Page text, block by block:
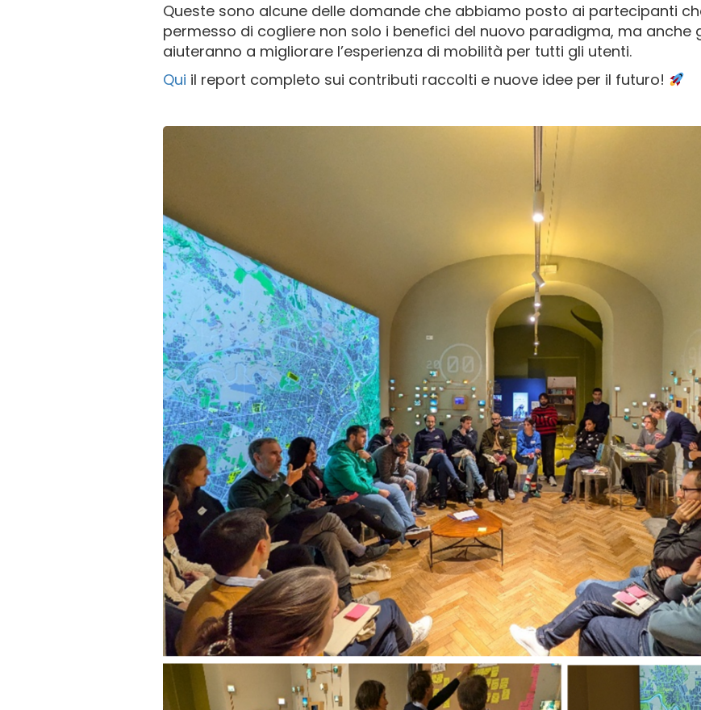
Queste sono alcune delle domande che abbiamo posto ai partecipanti
permesso di cogliere non solo i benefici del nuovo paradigma, ma anche
aiuteranno a migliorare l’esperienza di mobilità per tutti gli utenti.
Qui il report completo sui contributi raccolti e nuove idee per il futuro!